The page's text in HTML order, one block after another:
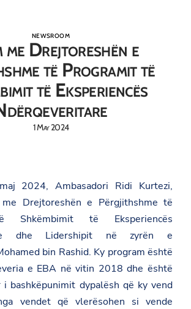
NEWSROOM
me Drejtoreshën e
të Programit të
të Eksperiencës
1 May 2024
2024, Ambasadori Ridi Kurtezi,
Drejtoreshën e Përgjithshme të
Shkëmbimit të Eksperiencës
dhe Lidershipit në zyrën e
bin Rashid. Ky program është
e EBA në vitin 2018 dhe është
bashkëpunimit dypalësh që ky vend
vendet që vlerësohen si vende